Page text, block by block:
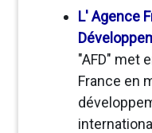
L' Agence
"AFD" met
France en